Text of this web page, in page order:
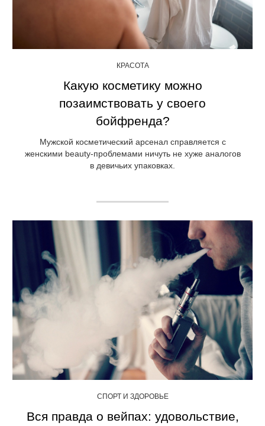
КРАСОТА
Какую косметику можно
позаимствовать у своего
бойфренда?
Мужской косметический арсенал справляется с
женскими beauty-проблемами ничуть не хуже аналогов
в девичьих упаковках.
СПОРТ И ЗДОРОВЬЕ
Вся правда о вейпах: удовольствие,